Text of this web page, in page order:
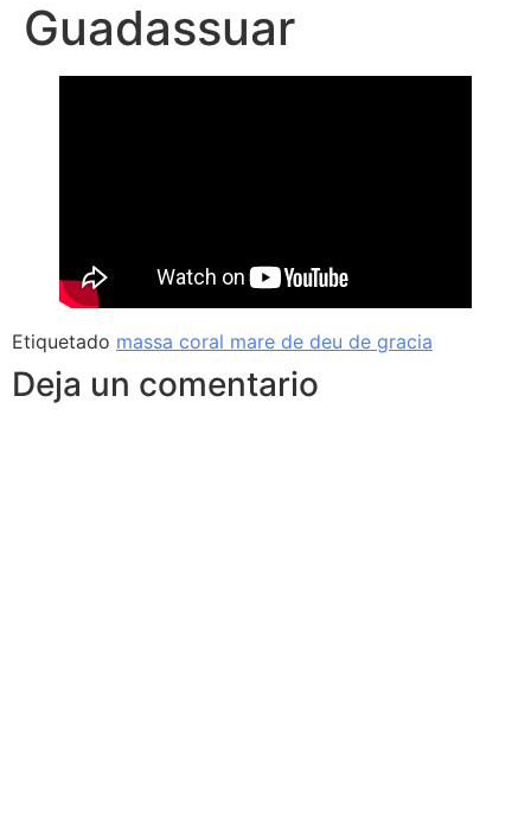
Guadassuar
Etiquetado massa coral mare de deu de gracia
Deja un comentario